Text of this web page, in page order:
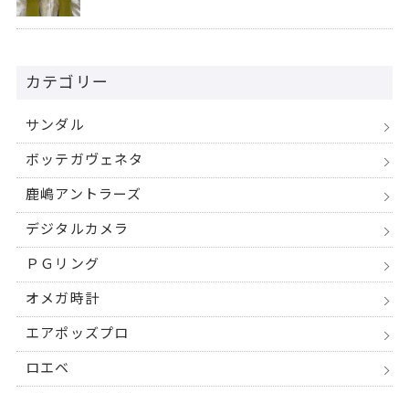
カテゴリー
サンダル
ボッテガヴェネタ
鹿嶋アントラーズ
デジタルカメラ
ＰＧリング
オメガ時計
エアポッズプロ
ロエベ